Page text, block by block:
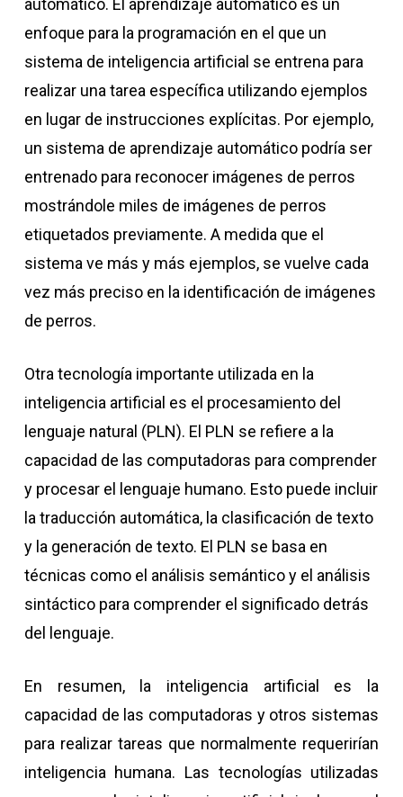
automático. El aprendizaje automático es un
enfoque para la programación en el que un
sistema de inteligencia artificial se entrena para
realizar una tarea específica utilizando ejemplos
en lugar de instrucciones explícitas. Por ejemplo,
un sistema de aprendizaje automático podría ser
entrenado para reconocer imágenes de perros
mostrándole miles de imágenes de perros
etiquetados previamente. A medida que el
sistema ve más y más ejemplos, se vuelve cada
vez más preciso en la identificación de imágenes
de perros.
Otra tecnología importante utilizada en la
inteligencia artificial es el procesamiento del
lenguaje natural (PLN). El PLN se refiere a la
capacidad de las computadoras para comprender
y procesar el lenguaje humano. Esto puede incluir
la traducción automática, la clasificación de texto
y la generación de texto. El PLN se basa en
técnicas como el análisis semántico y el análisis
sintáctico para comprender el significado detrás
del lenguaje.
En resumen, la inteligencia artificial es la
capacidad de las computadoras y otros sistemas
para realizar tareas que normalmente requerirían
inteligencia humana. Las tecnologías utilizadas